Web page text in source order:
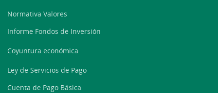
Normativa Valores
Informe Fondos de Inversión
Coyuntura económica
Ley de Servicios de Pago
Cuenta de Pago Básica